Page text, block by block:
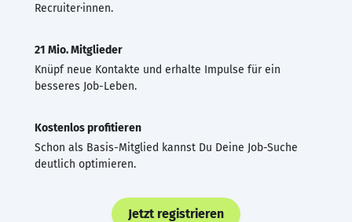
Recruiter·innen.
21 Mio. Mitglieder
Knüpf neue Kontakte und erhalte Impulse für ein
besseres Job-Leben.
Kostenlos profitieren
Schon als Basis-Mitglied kannst Du Deine Job-Suche
deutlich optimieren.
Jetzt registrieren